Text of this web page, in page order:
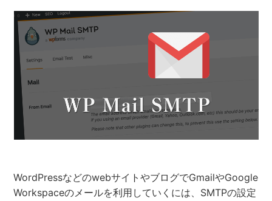
WordPressなどのwebサイトやブログでGmailやGoogle
Workspaceのメールを利用していくには、SMTPの設定